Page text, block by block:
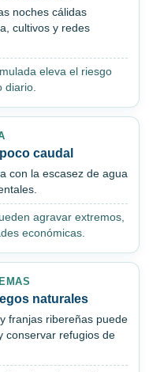
noches cálidas
cultivos y redes
eleva el riesgo
diario.
caudal
con la escasez de agua
agravar extremos,
económicas.
naturales
franjas ribereñas puede
conservar refugios de